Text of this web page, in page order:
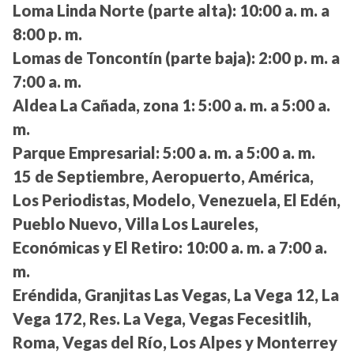
Loma Linda Norte (parte alta): 10:00 a. m. a
8:00 p. m.
Lomas de Toncontín (parte baja): 2:00 p. m. a
7:00 a. m.
Aldea La Cañada, zona 1: 5:00 a. m. a 5:00 a.
m.
Parque Empresarial: 5:00 a. m. a 5:00 a. m.
15 de Septiembre, Aeropuerto, América,
Los Periodistas, Modelo, Venezuela, El Edén,
Pueblo Nuevo, Villa Los Laureles,
Económicas y El Retiro: 10:00 a. m. a 7:00 a.
m.
Eréndida, Granjitas Las Vegas, La Vega 12, La
Vega 172, Res. La Vega, Vegas Fecesitlih,
Roma, Vegas del Río, Los Alpes y Monterrey